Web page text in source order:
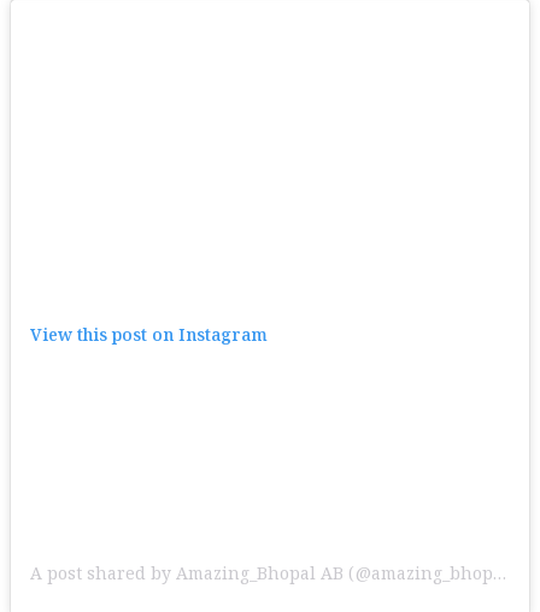
View this post on Instagram
A post shared by Amazing_Bhopal AB (@amazing_bhopal)